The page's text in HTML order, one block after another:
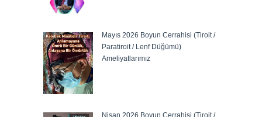
Mayıs 2026 Boyun Cerrahisi (Tiroit /
Paratiroit / Lenf Düğümü)
Ameliyatlarımız
Nisan 2026 Boyun Cerrahisi (Tiroit /